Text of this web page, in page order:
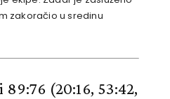
zakoračio u sredinu
89:76 (20:16, 53:42,